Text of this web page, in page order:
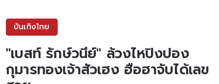
บันเทิงไทย
"เบสท์ รักษ์วนีย์" ล้วงไหปิงปอง
กุมารทองเจ้าสัวเฮง ฮือฮาจับได้เลข